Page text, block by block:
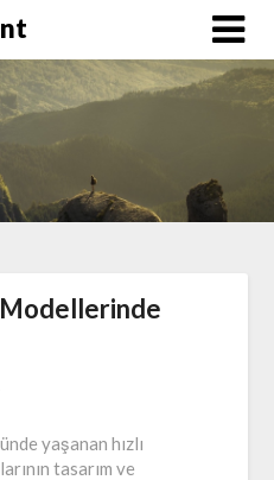
yaşanan hızlı
tasarım ve